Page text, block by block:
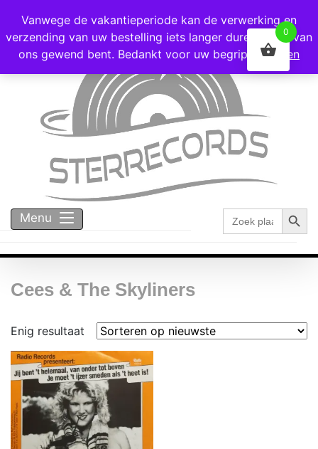
Voor 16:00 besteld = vandaag verzonden!
Menu
Zoek
naar:
Cees & The Skyliners
Enig resultaat
Vanwege de vakantieperiode kan de verwerking en
verzending van uw bestelling iets langer duren dan u van
ons gewend bent. Bedankt voor uw begrip!
Negeren
0